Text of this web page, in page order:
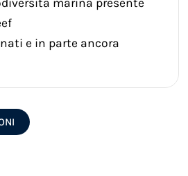
e in parte ancora